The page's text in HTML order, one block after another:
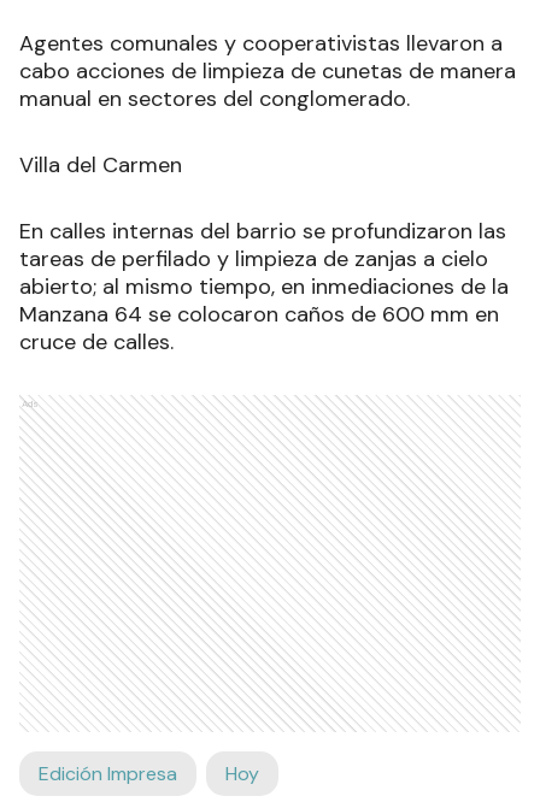
Agentes comunales y cooperativistas llevaron a
cabo acciones de limpieza de cunetas de manera
manual en sectores del conglomerado.
Villa del Carmen
En calles internas del barrio se profundizaron las
tareas de perfilado y limpieza de zanjas a cielo
abierto; al mismo tiempo, en inmediaciones de la
Manzana 64 se colocaron caños de 600 mm en
cruce de calles.
Ads
Edición Impresa Hoy